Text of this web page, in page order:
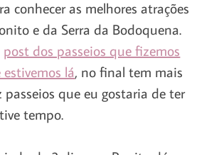
conhecer as melhores atrações
e da Serra da Bodoquena.
post dos passeios que fizemos
lá, no final tem mais
que eu gostaria de ter
tempo.